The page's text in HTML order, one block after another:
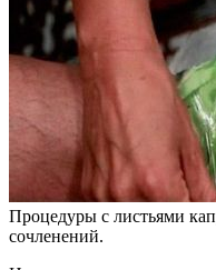
Процедуры с листьями
сочленений.